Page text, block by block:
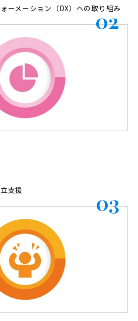
ーメーション（DX）への取り組み
02
支援
03